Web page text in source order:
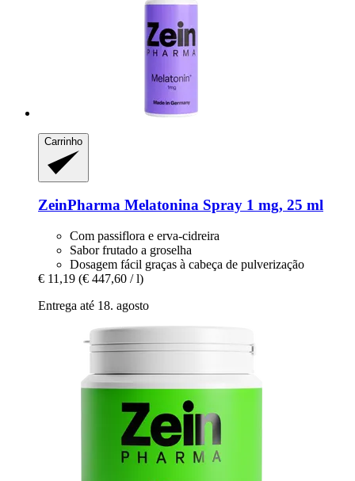
Carrinho
ZeinPharma Melatonina Spray 1 mg, 25 ml
Com passiflora e erva-cidreira
Sabor frutado a groselha
Dosagem fácil graças à cabeça de pulverização
€ 11,19 (€ 447,60 / l)
Entrega até 18. agosto